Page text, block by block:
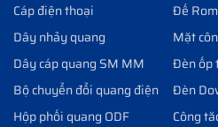
Cáp điện thoại
Dây nhảy quang
Dây cáp quang SM MM
Bộ chuyển đổi quang điện
Hộp phối quang ODF
Đế
Mặt
Đèn ốp
Đèn
Công